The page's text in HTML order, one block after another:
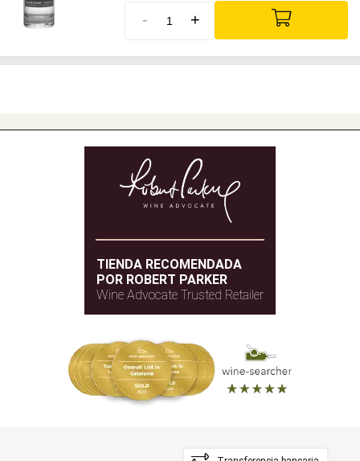
- +
TIENDA RECOMENDADA
POR ROBERT PARKER
Wine Advocate Trusted Retailer